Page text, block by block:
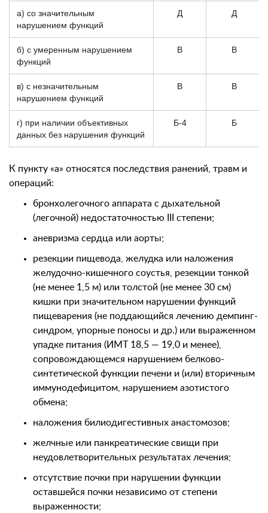
а) со значительным
нарушением функций
Д Д
б) с умеренным нарушением
функций
В В
в) с незначительным
нарушением функций
В В
г) при наличии объективных
данных без нарушения функций
Б-4 Б
К пункту «а» относятся последствия ранений, травм и
операций:
бронхолегочного аппарата с дыхательной
(легочной) недостаточностью III степени;
аневризма сердца или аорты;
резекции пищевода, желудка или наложения
желудочно-кишечного соустья, резекции тонкой
(не менее 1,5 м) или толстой (не менее 30 см)
кишки при значительном нарушении функций
пищеварения (не поддающийся лечению демпинг-
синдром, упорные поносы и др.) или выраженном
упадке питания (ИМТ 18,5 — 19,0 и менее),
сопровождающемся нарушением белково-
синтетической функции печени и (или) вторичным
иммунодефицитом, нарушением азотистого
обмена;
наложения билиодигестивных анастомозов;
желчные или панкреатические свищи при
неудовлетворительных результатах лечения;
отсутствие почки при нарушении функции
оставшейся почки независимо от степени
выраженности;